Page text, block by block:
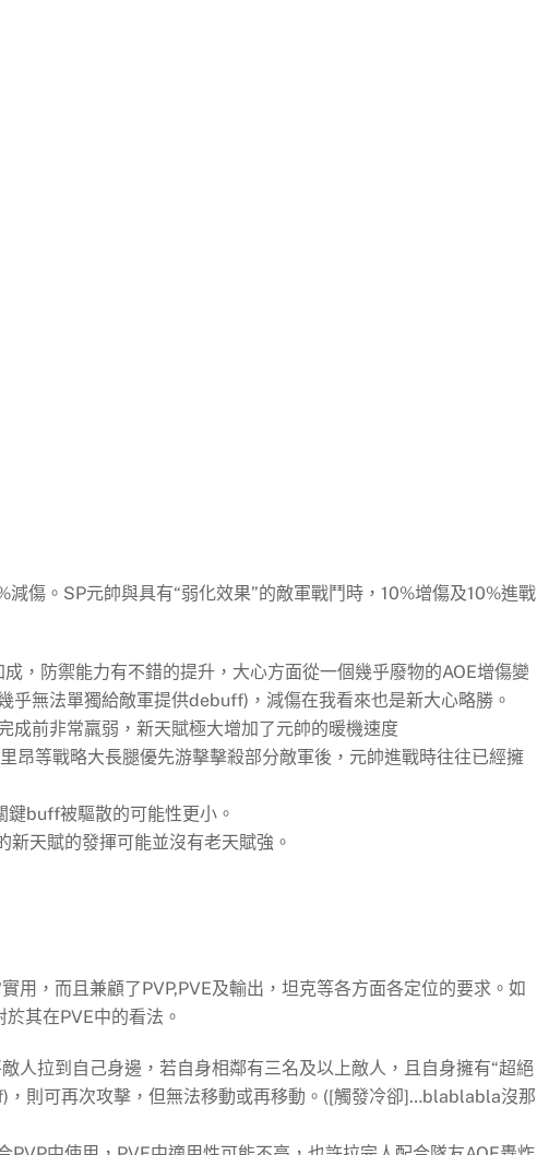
傷。SP元帥與具有“弱化效果”的敵軍戰鬥時，10%增傷及10%進戰
，防禦能力有不錯的提升，大心方面從一個幾乎廢物的AOE增傷變
乎無法單獨給敵軍提供debuff)，減傷在我看來也是新大心略勝。
成前非常羸弱，新天賦極大增加了元帥的暖機速度
昂等戰略大長腿優先游擊擊殺部分敵軍後，元帥進戰時往往已經擁
鍵buff被驅散的可能性更小。
新天賦的發揮可能並沒有老天賦強。
用，而且兼顧了PVP,PVE及輸出，坦克等各方面各定位的要求。如
其在PVE中的看法。
人拉到自己身邊，若自身相鄰有三名及以上敵人，且自身擁有“超絕
，則可再次攻擊，但無法移動或再移動。([觸發冷卻]…blablabla沒那